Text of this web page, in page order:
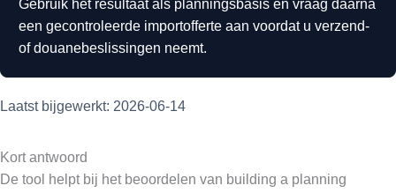
Gebruik het resultaat als planningsbasis en vraag daarna
een gecontroleerde importofferte aan voordat u verzend-
of douanebeslissingen neemt.
Laatst bijgewerkt: 2026-06-14
Kort antwoord
De tool helpt bij het beoordelen van building a planning